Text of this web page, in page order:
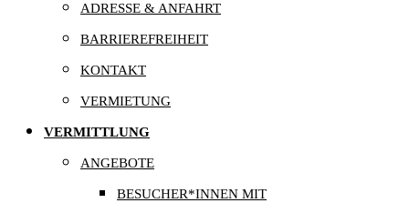
ADRESSE & ANFAHRT
BARRIEREFREIHEIT
KONTAKT
VERMIETUNG
VERMITTLUNG
ANGEBOTE
BESUCHER*INNEN MIT